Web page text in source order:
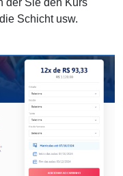
der Sie den Kurs
Schicht usw.